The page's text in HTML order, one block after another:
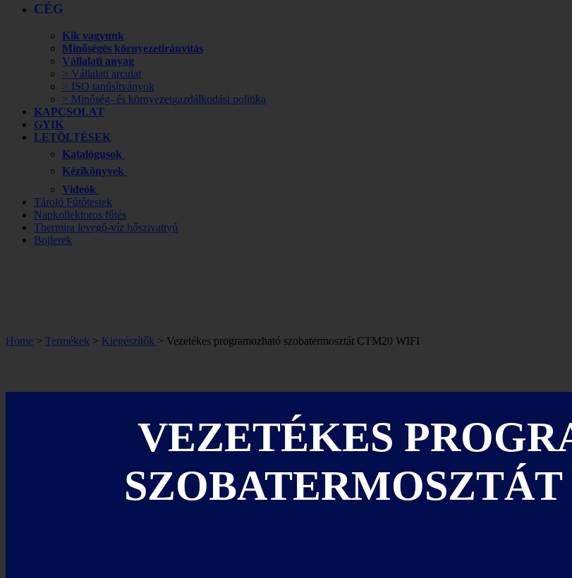
CÉG
Kik vagyunk
Minőségés környezetirányítás
Vállalati anyag
> Vállalati arculat
> ISO tanúsítványok
> Minőség- és környezetgazdálkodási politika
KAPCSOLAT
GYIK
LETÖLTÉSEK
Katalógusok
Kézikönyvek
Videók
Tároló Fűtőtestek
Napkollektoros fűtés
Thermira levegő-víz hőszivattyú
Bojlerek
Home > Termékek > Kiegészítők > Vezetékes programozható szobatermosztát CTM20 WIFI
VEZETÉKES